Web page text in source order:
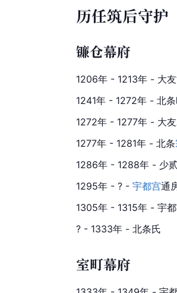
历任筑后守护
镰仓幕府
1206年 - 1213年 - 大
1241年 - 1272年 - 北
1272年 - 1277年 - 大
1277年 - 1281年 - 北条
1286年 - 1288年 - 少
1295年 - ? - 宇都宫通
1305年 - 1315年 - 宇
? - 1333年 - 北条氏
室町幕府